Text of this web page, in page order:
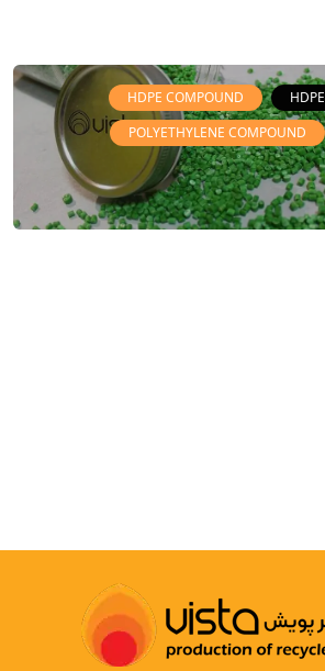
HDPE
HDPE COMPOUND
POLYETHYLENE COMPOUND